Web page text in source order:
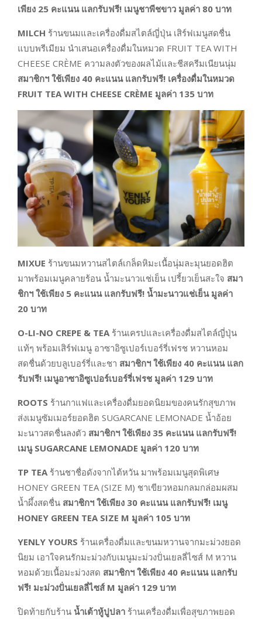
เพียง 25 คะแนน แลกรับฟรี! เมนูชาพีชขาว มูลค่า 80 บาท
MILCH ร้านขนมและเครื่องดื่มสไตล์ญี่ปุ่น เสิร์ฟเมนูสดชื่น
แบบพรีเมียม นำเสนอเครื่องดื่มในหมวด FRUIT TEA WITH
CHEESE CRÈME ความลงตัวของผลไม้และชีสครีมเนียนนุ่ม
สมาชิกฯ ใช้เพียง 40 คะแนน แลกรับฟรี! เครื่องดื่มในหมวด
FRUIT TEA WITH CHEESE CRÈME มูลค่า 135 บาท
MIXUE ร้านขนมหวานสไตล์เกล็ดหิมะเนื้อนุ่มละมุนยอดฮิต
มาพร้อมเมนูคลายร้อน น้ำมะนาวแช่เย็น เปรี้ยวเย็นสะใจ สมา
ชิกฯ ใช้เพียง 5 คะแนน แลกรับฟรี! น้ำมะนาวแช่เย็น มูลค่า
20 บาท
O-LI-NO CREPE & TEA ร้านเครปและเครื่องดื่มสไตล์ญี่ปุ่น
แท้ๆ พร้อมเสิร์ฟเมนู อาซาอิซูเปอร์เบอร์รี่เฟรช หวานหอม
สดชื่นด้วยบลูเบอร์รี่และชา สมาชิกฯ ใช้เพียง 40 คะแนน แลก
รับฟรี! เมนูอาซาอิซูเปอร์เบอร์รี่เฟรช มูลค่า 129 บาท
ROOTS ร้านกาแฟและเครื่องดื่มยอดนิยมของคนรักสุขภาพ
ส่งเมนูซัมเมอร์ยอดฮิต SUGARCANE LEMONADE น้ำอ้อย
มะนาวสดชื่นลงตัว สมาชิกฯ ใช้เพียง 35 คะแนน แลกรับฟรี!
เมนู SUGARCANE LEMONADE มูลค่า 120 บาท
TP TEA ร้านชาชื่อดังจากไต้หวัน มาพร้อมเมนูสุดพิเศษ
HONEY GREEN TEA (SIZE M) ชาเขียวหอมกลมกล่อมผสม
น้ำผึ้งสดชื่น สมาชิกฯ ใช้เพียง 30 คะแนน แลกรับฟรี! เมนู
HONEY GREEN TEA SIZE M มูลค่า 105 บาท
YENLY YOURS ร้านเครื่องดื่มและขนมหวานจากมะม่วงยอด
นิยม เอาใจคนรักมะม่วงกับเมนูมะม่วงปั่นเยลลี่ไซส์ M หวาน
หอมด้วยเนื้อมะม่วงสด สมาชิกฯ ใช้เพียง 40 คะแนน แลกรับ
ฟรี! มะม่วงปั่นเยลลี่ไซส์ M มูลค่า 129 บาท
ปิดท้ายกับร้าน น้ำเต้าหู้ปูปลา ร้านเครื่องดื่มเพื่อสุขภาพยอด